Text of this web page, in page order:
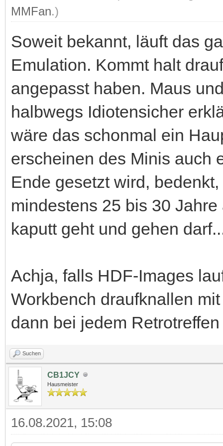
MMFan.)
Soweit bekannt, läuft das
Emulation. Kommt halt
angepasst haben. Maus
halbwegs Idiotensicher
wäre das schonmal ein
erscheinen des Minis auch
Ende gesetzt wird,
mindestens 25 bis 30
kaputt geht und gehen
Achja, falls HDF-Images
Workbench draufknallen
dann bei jedem
Suchen
CB1JCY
Hausmeister
16.08.2021, 15:08